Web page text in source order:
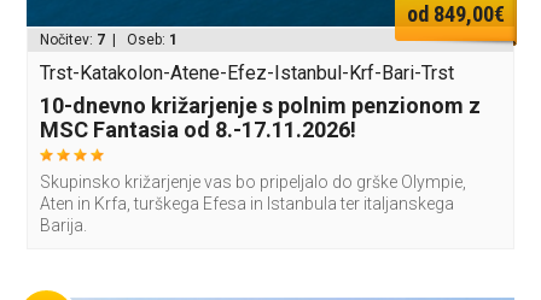
od 849,00€
Nočitev: 7 | Oseb: 1
Trst-Katakolon-Atene-Efez-Istanbul-Krf-Bari-Trst
10-dnevno križarjenje s polnim penzionom z
MSC Fantasia od 8.-17.11.2026!
Skupinsko križarjenje vas bo pripeljalo do grške Olympie,
Aten in Krfa, turškega Efesa in Istanbula ter italjanskega
Barija.